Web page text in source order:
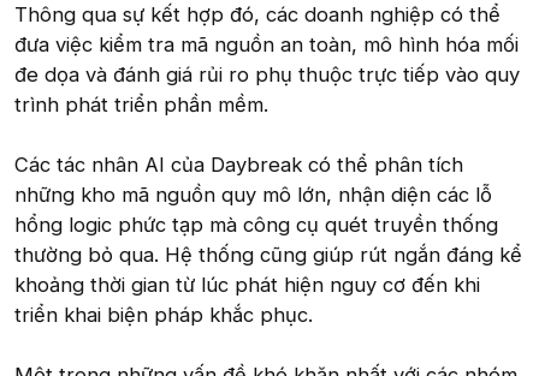
Thông qua sự kết hợp đó, các doanh nghiệp có thể
đưa việc kiểm tra mã nguồn an toàn, mô hình hóa mối
đe dọa và đánh giá rủi ro phụ thuộc trực tiếp vào quy
trình phát triển phần mềm.
Các tác nhân AI của Daybreak có thể phân tích
những kho mã nguồn quy mô lớn, nhận diện các lỗ
hổng logic phức tạp mà công cụ quét truyền thống
thường bỏ qua. Hệ thống cũng giúp rút ngắn đáng kể
khoảng thời gian từ lúc phát hiện nguy cơ đến khi
triển khai biện pháp khắc phục.